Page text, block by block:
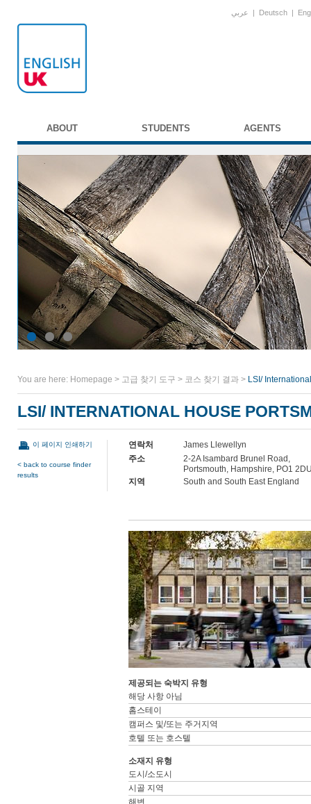
عربي | Deutsch |
ABOUT STUDENTS AGENTS
You are here: Homepage > 고급 찾기 도구 > 코스 찾기 결과 > LSI/
LSI/ INTERNATIONAL HOUSE
이 페이지 인쇄하기
< back to course finder
results
연락처
James Llewellyn
주소
2-2A Isambard Brunel Road,
Portsmouth, Hampshire, PO1
지역
South and South East England
제공되는 숙박지 유형
해당 사항 아님
홈스테이
캠퍼스 및/또는 주거지역
호텔 또는 호스텔
소재지 유형
도시/소도시
시골 지역
해변